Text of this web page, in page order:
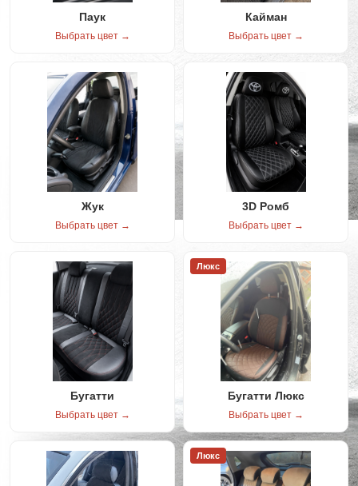
Паук
Выбрать цвет →
Кайман
Выбрать цвет →
Жук
Выбрать цвет →
3D Ромб
Выбрать цвет →
Бугатти
Выбрать цвет →
Люкс
Бугатти Люкс
Выбрать цвет →
Люкс